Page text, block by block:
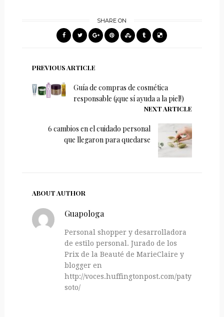
SHARE ON
PREVIOUS ARTICLE
Guía de compras de cosmética
responsable (¡que sí ayuda a la piel!)
NEXT ARTICLE
6 cambios en el cuidado personal
que llegaron para quedarse
ABOUT AUTHOR
Guapologa
Personal shopper y desarrolladora
de estilo personal. Jurado de los
Prix de la Beauté de MarieClaire y
blogger en
http://voces.huffingtonpost.com/paty-
soto/